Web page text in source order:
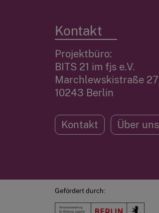
Kontakt
Projektbüro:
BITS 21 im fjs e.V.
Marchlewskistraße 27
10243 Berlin
Kontakt Über uns
Gefördert durch: